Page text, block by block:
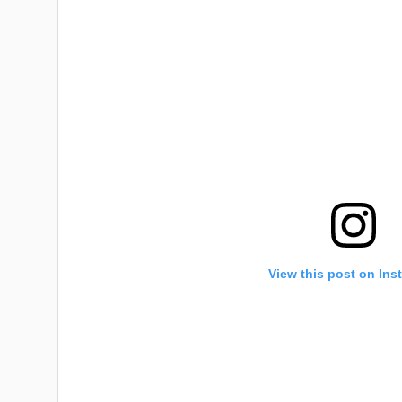
View this post on